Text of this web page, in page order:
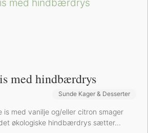
med hindbærdrys
Sunde Kager & Desserter
is med vanilje og/eller citron smager
økologiske hindbærdrys sætter...